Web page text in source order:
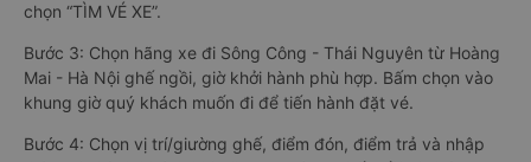
chọn “TÌM VÉ XE”.
Bước 3: Chọn hãng xe đi Sông Công - Thái Nguyên từ Hoàng
Mai - Hà Nội ghế ngồi, giờ khởi hành phù hợp. Bấm chọn vào
khung giờ quý khách muốn đi để tiến hành đặt vé.
Bước 4: Chọn vị trí/giường ghế, điểm đón, điểm trả và nhập